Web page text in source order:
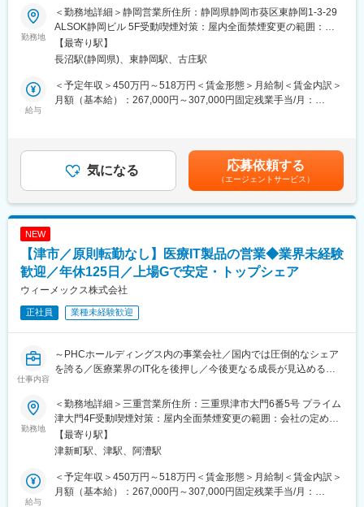
相談、医療情報を発信しています。
■魅力
・海外駐在のチャンス：年齢に関係なく、頑張り次第で1～3年で
・社会貢献性の高い商材：海外赴任者やその家族の安心を支える
医療支援サービスを扱うため、人の役に立つ実感を得られます。
行う機会が多く、早い段階で大手企業との商談に携わるチャンス
があります。
・充実した研修制度：専任担当による営業研修やフォローアップ
研修、海外研修など、業界未経験でも安心してスタートできる環
変更の範囲：会社の定める業務
■概要：
クリニック開業支援や、電子カルテ・電子薬歴導入を行う当社に
て、開業医、調剤薬局（顧客の属性：医者・薬剤師）に向けた、
医療システムや周辺機器等の営業をお任せします。
■業務詳細：
み営業などはありません。顧客の課題のヒアリング、ご提案から
導入までを担当し、アフターフォローは別職種の担当が行いま
・顧客：開業医、調剤薬局（顧客の属性：医者・薬剤師）※40～
50社を担当
・価格帯：平均200～300万円
■仕事の流れ：
ったあと）
医療機器やMRと異なり、ドクターが知らない電子カルテ、レセプ
ターの販売をしており、ドクターに情報を提供することが多いで
す。医療業界に特化したソリューションを提供する営業のため、
感謝されることが多く、覚えることはたくさんありますが、やり
■教育・研修体制：
勤務地
＜勤務地詳細＞静岡営業所住所：静岡県静岡市葵区東静岡1-3-29
ALSOK静岡ビル 5F受動喫煙対策：屋内全面禁煙変更の範囲：会
社の定める事業所（リモートワーク含む）
【最寄り駅】
長沼駅(静岡県)、東静岡駅、古庄駅
給与
＜予定年収＞450万円～518万円＜賃金形態＞月給制＜賃金内訳＞
月額（基本給）：267,000円～307,000円固定残業手当/月：
与：年1回（7月）・昇給：ミッショングレード制度による変更あ
り賃金はあくまでも目安の金額であり、選考を通じて上下する可
能性があります。月給(月額)は固定手当を含めた表記です。
気になる 応募依頼する
（エージェントサービス）
NEW
【津市／原則転勤なし】医療IT製品の営業◆業界未経験
歓迎／年休125日／上場Gで安定・トップシェア
ウィーメックス株式会社
正社員 業種未経験歓迎
仕事内容
～PHCホールディングス内の事業会社／国内では圧倒的なシェア
を誇る／医療業界のIT化を後押し／今後更なる成長が見込める業
■概要：
クリニック開業支援や、電子カルテ・電子薬歴導入を行う当社に
て、開業医、調剤薬局（顧客の属性：医者・薬剤師）に向けた、
医療システムや周辺機器等の営業をお任せします。
■業務詳細：
勤務地
＜勤務地詳細＞三重営業所住所：三重県津市大門6番5号 プライム
津大門4F受動喫煙対策：屋内全面禁煙変更の範囲：会社の定める
事業所（リモートワーク含む）
【最寄り駅】
津新町駅、津駅、阿漕駅
給与
＜予定年収＞450万円～518万円＜賃金形態＞月給制＜賃金内訳＞
月額（基本給）：267,000円～307,000円固定残業手当/月：